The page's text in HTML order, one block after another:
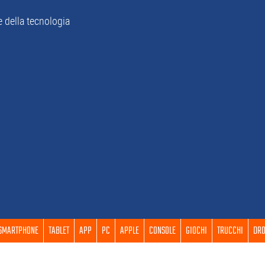
della tecnologia
TABLET APP PC APPLE CONSOLE GIOCHI TRUCCHI